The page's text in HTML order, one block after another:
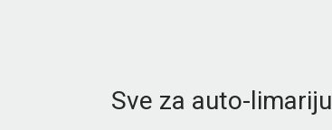
Sve za auto-limariju